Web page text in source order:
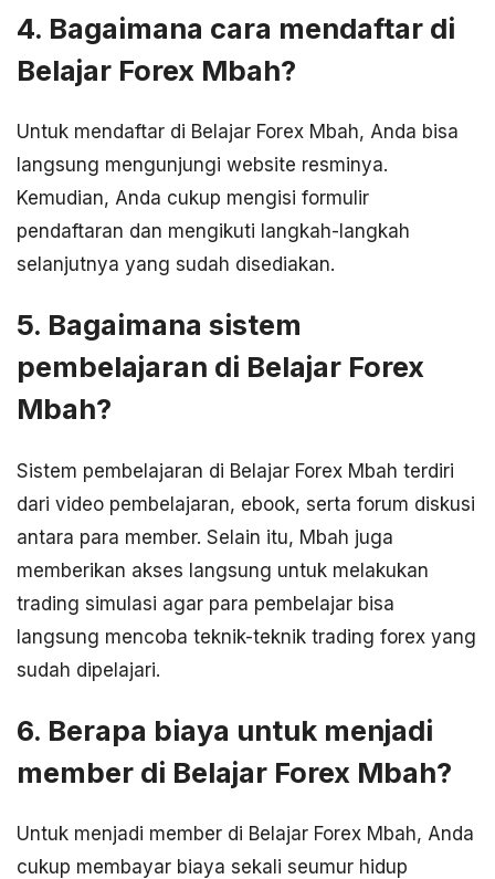
4. Bagaimana cara mendaftar di
Belajar Forex Mbah?
Untuk mendaftar di Belajar Forex Mbah, Anda bisa
langsung mengunjungi website resminya.
Kemudian, Anda cukup mengisi formulir
pendaftaran dan mengikuti langkah-langkah
selanjutnya yang sudah disediakan.
5. Bagaimana sistem
pembelajaran di Belajar Forex
Mbah?
Sistem pembelajaran di Belajar Forex Mbah terdiri
dari video pembelajaran, ebook, serta forum diskusi
antara para member. Selain itu, Mbah juga
memberikan akses langsung untuk melakukan
trading simulasi agar para pembelajar bisa
langsung mencoba teknik-teknik trading forex yang
sudah dipelajari.
6. Berapa biaya untuk menjadi
member di Belajar Forex Mbah?
Untuk menjadi member di Belajar Forex Mbah, Anda
cukup membayar biaya sekali seumur hidup